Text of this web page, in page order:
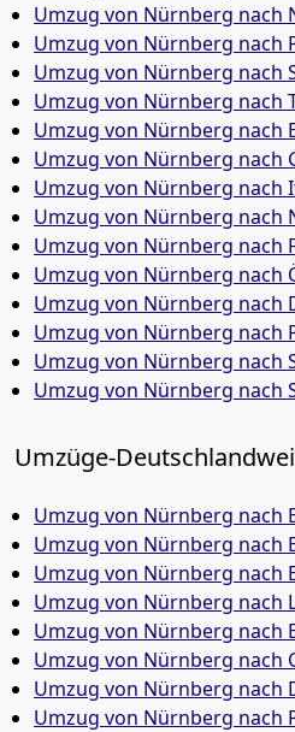
Umzug von Nürnberg nach
Umzug von Nürnberg nach
Umzug von Nürnberg nach
Umzug von Nürnberg nach
Umzug von Nürnberg nach
Umzug von Nürnberg nach
Umzug von Nürnberg nach
Umzug von Nürnberg nach
Umzug von Nürnberg nach
Umzug von Nürnberg nach
Umzug von Nürnberg nach
Umzug von Nürnberg nach
Umzug von Nürnberg nach
Umzug von Nürnberg nach
Umzüge-
Umzug von Nürnberg nach
Umzug von Nürnberg nach
Umzug von Nürnberg nach
Umzug von Nürnberg nach
Umzug von Nürnberg nach
Umzug von Nürnberg nach
Umzug von Nürnberg nach
Umzug von Nürnberg nach